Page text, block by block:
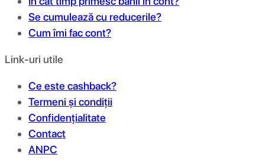
Se cumulează cu reducerile?
Cum îmi fac cont?
Link-uri utile
Ce este cashback?
Termeni și condiții
Confidențialitate
Contact
ANPC